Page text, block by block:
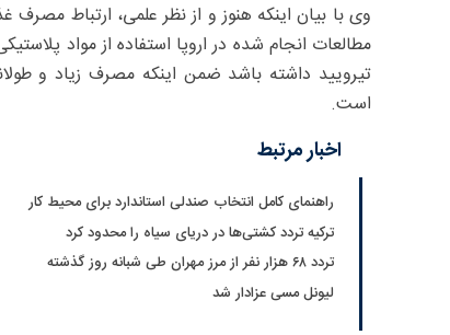
وی با بیان اینکه هنوز و از نظر علمی، ارتباط
مطالعات انجام شده در اروپا استفاده از مواد
تیرویید داشته باشد ضمن اینکه مصرف زیاد و
است.
اخبار مرتبط
راهنمای کامل انتخاب صندلی استاندارد برای محیط کار
ترکیه تردد کشتی‌ها در دریای سیاه را محدود کرد
تردد ۶۸ هزار نفر از مرز مهران طی شبانه روز گذشته
لیونل مسی عزادار شد